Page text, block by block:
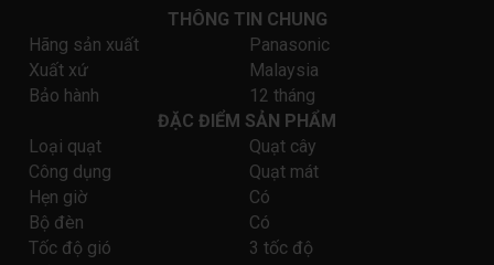
THÔNG TIN CHUNG
Hãng sản xuất
Panasonic
Xuất xứ
Malaysia
Bảo hành
12 tháng
ĐẶC ĐIỂM SẢN PHẨM
Loại quạt
Quạt cây
Công dụng
Quạt mát
Hẹn giờ
Có
Bộ đèn
Có
Tốc độ gió
3 tốc độ